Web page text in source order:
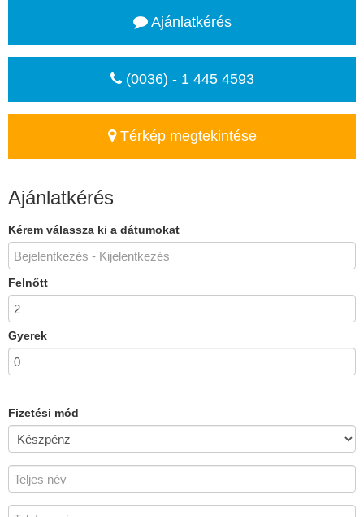
Ajánlatkérés
(0036) - 1 445 4593
Térkép megtekintése
Ajánlatkérés
Kérem válassza ki a dátumokat
Felnőtt
Gyerek
Fizetési mód